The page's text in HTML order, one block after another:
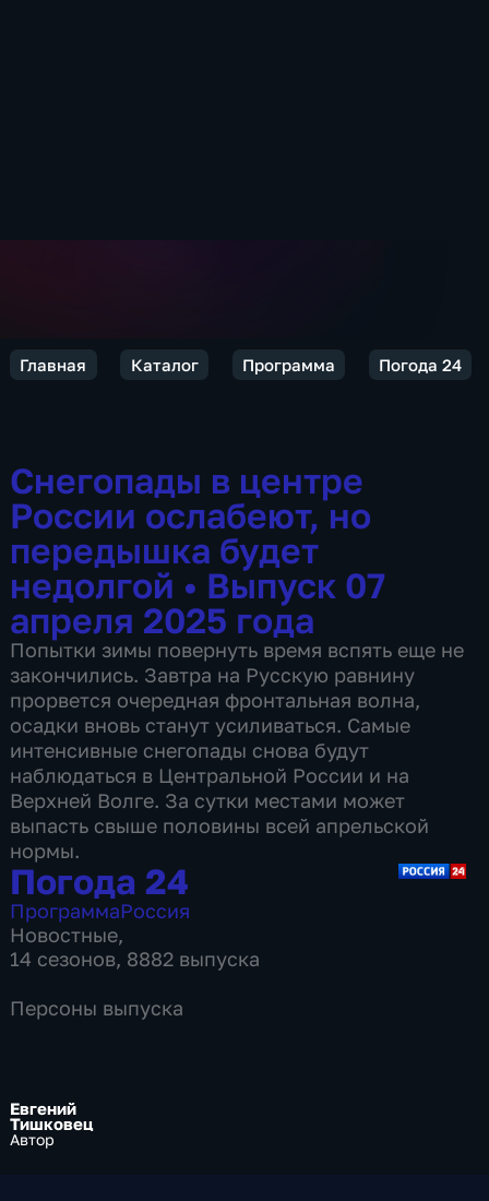
Главная Каталог Программа Погода 24
Снегопады в центре
России ослабеют, но
передышка будет
недолгой • Выпуск 07
апреля 2025 года
Попытки зимы повернуть время вспять еще не
закончились. Завтра на Русскую равнину
прорвется очередная фронтальная волна,
осадки вновь станут усиливаться. Самые
интенсивные снегопады снова будут
наблюдаться в Центральной России и на
Верхней Волге. За сутки местами может
выпасть свыше половины всей апрельской
нормы.
Погода 24
ПрограммаРоссия
Новостные,
14 сезонов, 8882 выпуска
Персоны выпуска
Евгений
Тишковец
Автор